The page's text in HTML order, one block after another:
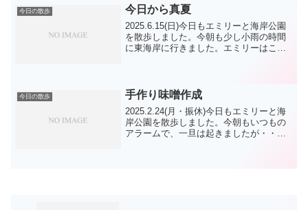
イ君 ジャック君 いも子ちゃん オウ
スケ君 シェ...
今日の散歩 今日から真夏
2025.6.15(日)今日もエミリーと海岸公園
を散歩しました。今朝も少し小雨の時間
に東海岸に行きました。エミリーはここ
復で暑いくら...
今日の散歩 手作り味噌作成
2025.2.24(月・振休)今日もエミリーと海
岸公園を散歩しました。今朝もいつもの
アラームで、一旦は起きましたが・・、